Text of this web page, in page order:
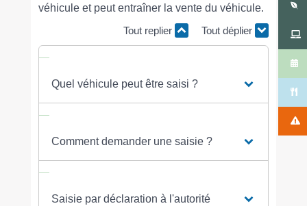
véhicule et peut entraîner la vente du véhicule.
Tout replier Tout déplier
Quel véhicule peut être saisi ?
Comment demander une saisie ?
Saisie par déclaration à l'autorité